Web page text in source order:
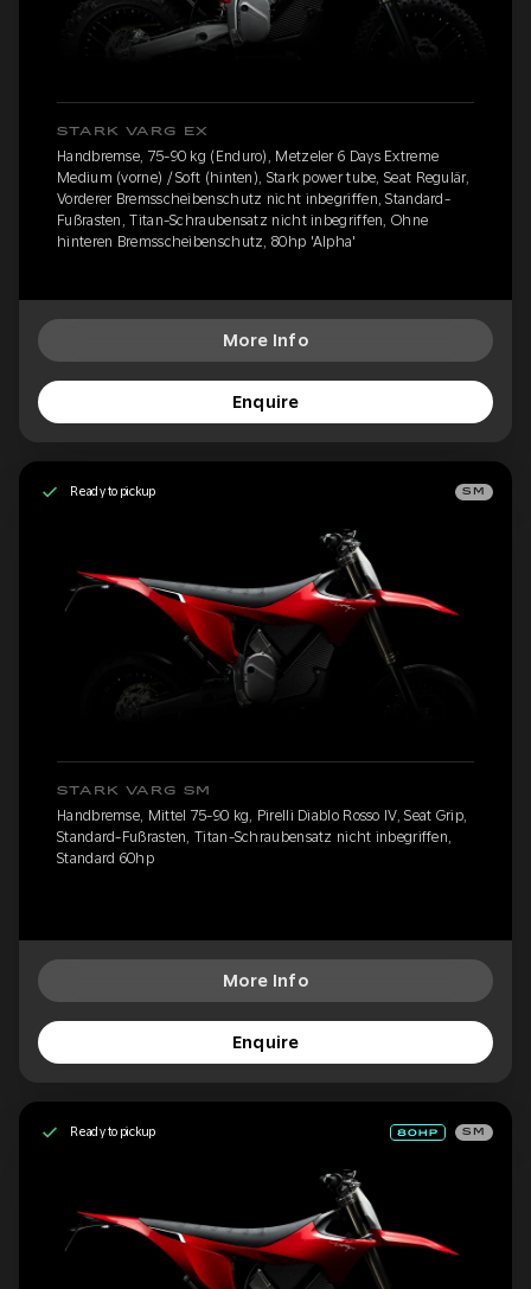
STARK VARG EX
Handbremse, 75-90 kg (Enduro), Metzeler 6 Days Extreme
Medium (vorne) / Soft (hinten), Stark power tube, Seat Regulär,
Vorderer Bremsscheibenschutz nicht inbegriffen, Standard-
Fußrasten, Titan-Schraubensatz nicht inbegriffen, Ohne
hinteren Bremsscheibenschutz, 80hp 'Alpha'
More Info
Enquire
Ready to pickup SM
STARK VARG SM
Handbremse, Mittel 75-90 kg, Pirelli Diablo Rosso IV, Seat Grip,
Standard-Fußrasten, Titan-Schraubensatz nicht inbegriffen,
Standard 60hp
More Info
Enquire
Ready to pickup SM